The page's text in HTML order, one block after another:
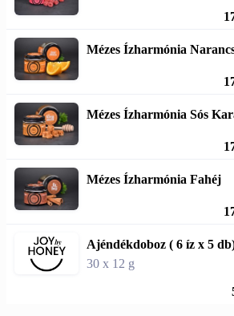
Mézes Ízharmónia
Mézes Ízharmónia Sós
Mézes Ízharmónia Fahéj
Ajéndékdoboz ( 6 íz x 5
30 x 12 g